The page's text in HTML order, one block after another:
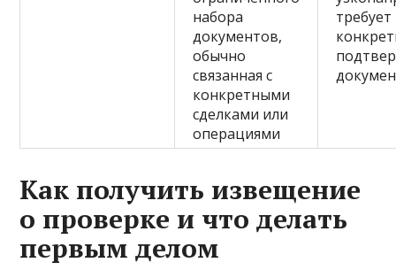
набора
документов,
обычно
связанная с
конкретными
сделками или
операциями
требует
Как получить извещение
о проверке и что делать
первым делом